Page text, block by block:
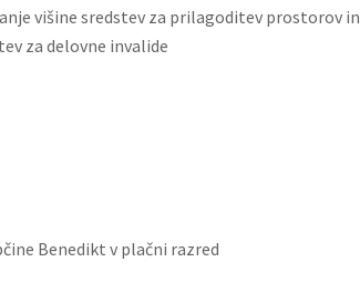
višine sredstev za prilagoditev prostorov in
za delovne invalide
Benedikt v plačni razred